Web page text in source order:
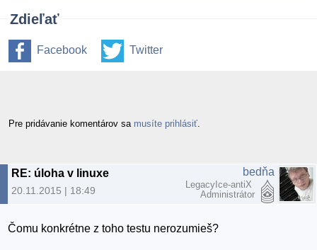
Zdieľať
Facebook Twitter
Pre pridávanie komentárov sa musíte prihlásiť
RE: úloha v linuxe
20.11.2015 | 18:49
bedňa
LegacyIce-antiX
Administrátor
Čomu konkrétne z toho testu nerozumieš?